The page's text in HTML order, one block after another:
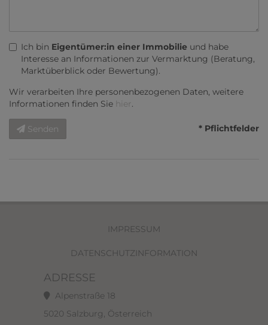
Ich bin Eigentümer:in einer Immobilie und habe
Interesse an Informationen zur Vermarktung (Beratung,
Marktüberblick oder Bewertung).
Wir verarbeiten Ihre personenbezogenen Daten, weitere
Informationen finden Sie hier.
Senden * Pflichtfelder
IMPRESSUM
DATENSCHUTZINFORMATION
ADRESSE
Alpenstraße 18
5020 Salzburg, Österreich